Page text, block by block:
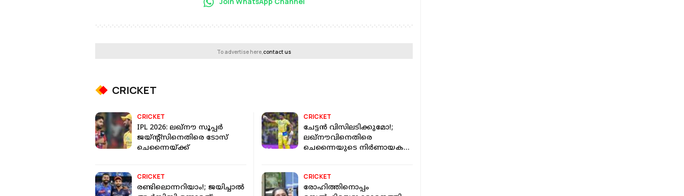
To advertise here,contact us
CRICKET
CRICKET
IPL 2026: ലഖ്‌നൗ സൂപ്പർ
ജയ്ന്റ്സിനെതിരെ ടോസ്
ചെന്നൈയ്ക്ക്
CRICKET
ചേട്ടൻ വിസിലടിക്കുമോ!;
ലഖ്‌നൗവിനെതിരെ
ചെന്നൈയുടെ നിർണായക
CRICKET
രണ്ടിലൊന്നറിയാം!; ജയിച്ചാൽ
CRICKET
രോഹിത്തിനൊപ്പം